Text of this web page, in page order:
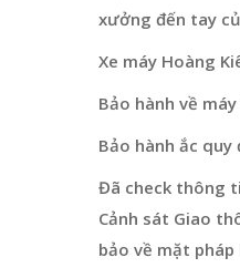
xưởng đến tay
Xe máy Hoàng
Bảo hành về
Bảo hành ắc quy
Đã check thông
Cảnh sát Giao
bảo về mặt pháp